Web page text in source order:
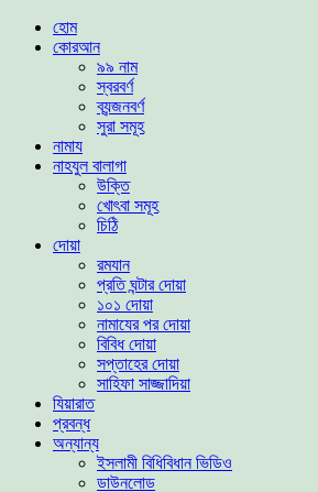
হোম
কোরআন
৯৯ নাম
স্বরবর্ণ
ব্যন্জনবর্ণ
সুরা সমূহ
নামায
নাহযুল বালাগা
উক্তি
খোৎবা সমূহ
চিঠি
দোয়া
রমযান
প্রতি ঘন্টার দোয়া
১০১ দোয়া
নামাযের পর দোয়া
বিবিধ দোয়া
সপ্তাহের দোয়া
সাহিফা সাজ্জাদিয়া
যিয়ারাত
প্রবন্ধ
অন্যান্য
ইসলামী বিধিবিধান ভিডিও
ডাউনলোড